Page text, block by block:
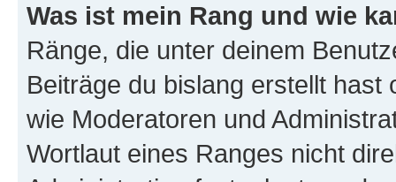
Was ist mein Rang und wie
Ränge, die unter deinem
Beiträge du bislang erstellt
wie Moderatoren und
Wortlaut eines Ranges nicht